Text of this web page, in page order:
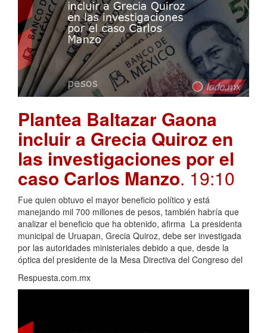
Plantea Baltazar Gaona
incluir a Grecia Quiroz en
las investigaciones por el
caso Carlos Manzo. 19:10
Fue quien obtuvo el mayor beneficio político y está
manejando mil 700 millones de pesos, también habría que
analizar el beneficio que ha obtenido, afirma La presidenta
municipal de Uruapan, Grecia Quiroz, debe ser investigada
por las autoridades ministeriales debido a que, desde la
óptica del presidente de la Mesa Directiva del Congreso del
Respuesta.com.mx